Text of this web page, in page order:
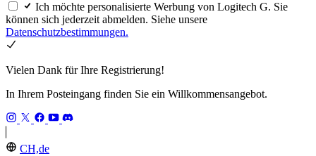
Ich möchte personalisierte Werbung von Logitech G. Sie
können sich jederzeit abmelden. Siehe unsere
Datenschutzbestimmungen.
Vielen Dank für Ihre Registrierung!
In Ihrem Posteingang finden Sie ein Willkommensangebot.
CH,de